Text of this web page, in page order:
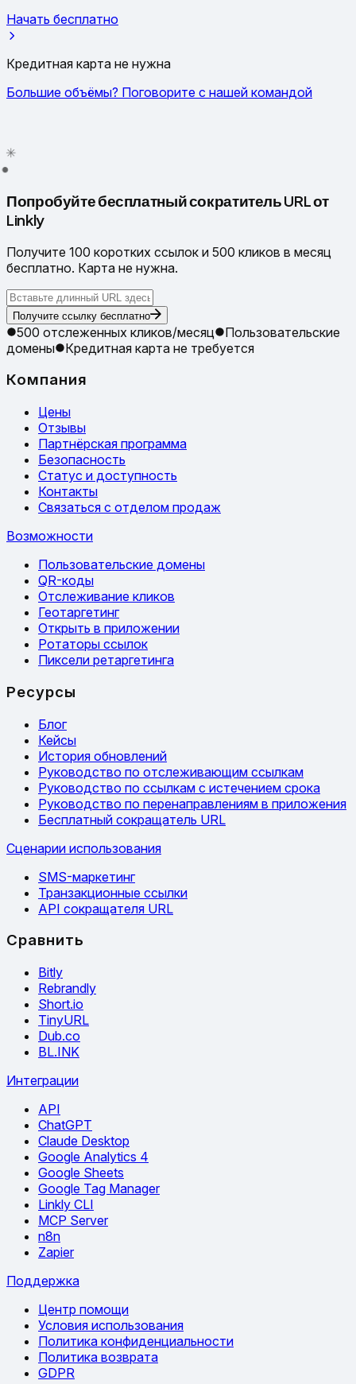
Начать бесплатно
Кредитная карта не нужна
Большие объёмы? Поговорите с нашей командой
●
Попробуйте бесплатный сократитель URL от
Linkly
Получите 100 коротких ссылок и 500 кликов в месяц
бесплатно. Карта не нужна.
Получите ссылку бесплатно
500 отслеженных кликов/месяц
Пользовательские
домены
Кредитная карта не требуется
Компания
Цены
Отзывы
Партнёрская программа
Безопасность
Статус и доступность
Контакты
Связаться с отделом продаж
Возможности
Пользовательские домены
QR-коды
Отслеживание кликов
Геотаргетинг
Открыть в приложении
Ротаторы ссылок
Пиксели ретаргетинга
Ресурсы
Блог
Кейсы
История обновлений
Руководство по отслеживающим ссылкам
Руководство по ссылкам с истечением срока
Руководство по перенаправлениям в приложения
Бесплатный сокращатель URL
Сценарии использования
SMS-маркетинг
Транзакционные ссылки
API сокращателя URL
Сравнить
Bitly
Rebrandly
Short.io
TinyURL
Dub.co
BL.INK
Интеграции
API
ChatGPT
Claude Desktop
Google Analytics 4
Google Sheets
Google Tag Manager
Linkly CLI
MCP Server
n8n
Zapier
Поддержка
Центр помощи
Условия использования
Политика конфиденциальности
Политика возврата
GDPR